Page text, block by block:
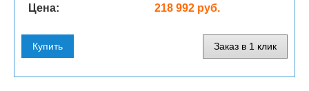
Цена: 218 992 руб.
Купить Заказ в 1 клик